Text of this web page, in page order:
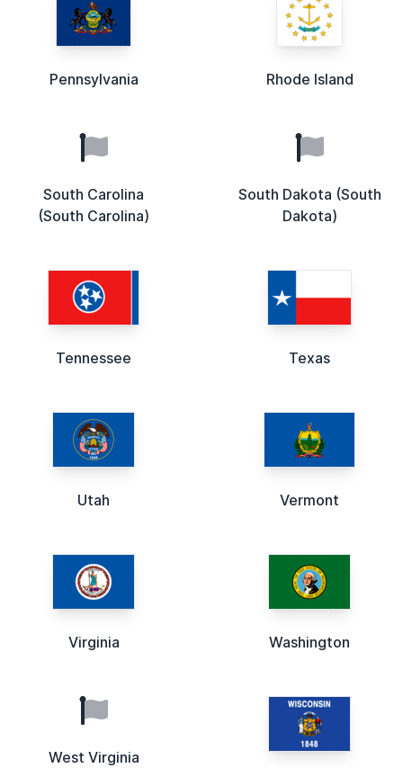
Pennsylvania Rhode Island
South Carolina
(South Carolina)
South Dakota (South
Dakota)
Tennessee Texas
Utah Vermont
Virginia Washington
West Virginia